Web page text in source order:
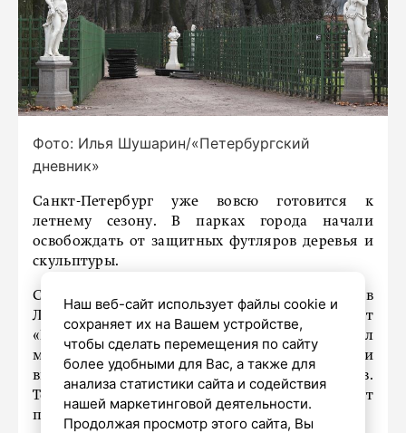
Фото: Илья Шушарин/«Петербургский
дневник»
Санкт-Петербург уже вовсю готовится к
летнему сезону. В парках города начали
освобождать от защитных футляров деревья и
скульптуры.
Сегодня, 14 апреля, такая церемония прошла в
Летнем саду. Фотокорреспондент
«Петербургского дневника» запечатлел
момент, когда мраморные статуи были
высвобождены из оков зимних футляров.
Теперь петербуржцы и гости города могут
полностью погрузиться в атмосферу парка.
Наш веб-сайт использует файлы cookie и
сохраняет их на Вашем устройстве,
чтобы сделать перемещения по сайту
более удобными для Вас, а также для
анализа статистики сайта и содействия
нашей маркетинговой деятельности.
Продолжая просмотр этого сайта, Вы